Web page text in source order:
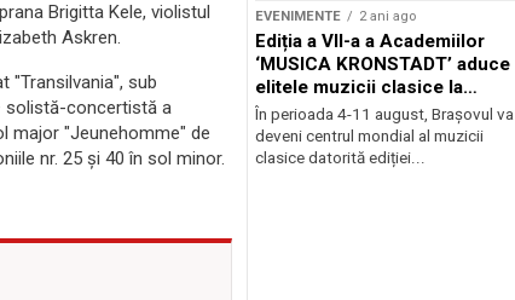
Brigitta Kele, violistul
Askren.
"Transilvania", sub
solistă-concertistă a
major "Jeunehomme" de
nr. 25 şi 40 în sol minor.
EVENIMENTE 2 ani ago
Ediția a VII-a a Academiilor
‘MUSICA KRONSTADT’ aduce
elitele muzicii clasice la
Brașov
În perioada 4-11 august, Brașovul va
deveni centrul mondial al muzicii
clasice datorită ediției...